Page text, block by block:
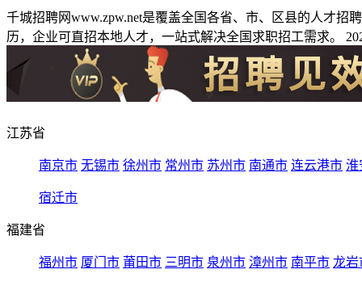
千城招聘网www.zpw.net是覆盖全国各省、市、区县的人才
历，企业可直招本地人才，一站式解决全国求职招工需求。
江苏省
南京市 无锡市 徐州市 常州市 苏州市 南通市 连云港市 淮
宿迁市
福建省
福州市 厦门市 莆田市 三明市 泉州市 漳州市 南平市 龙岩